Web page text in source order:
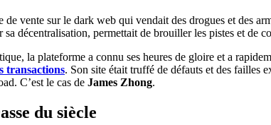
de vente sur le dark web qui vendait des drogues et des
décentralisation, permettait de brouiller les pistes et de
la plateforme a connu ses heures de gloire et a
transactions. Son site était truffé de défauts et des failles
C’est le cas de James Zhong.
du siècle